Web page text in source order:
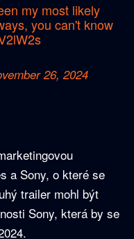
my most likely
you can't know
26, 2024
a Sony, o které se
trailer mohl být
Sony, která by se